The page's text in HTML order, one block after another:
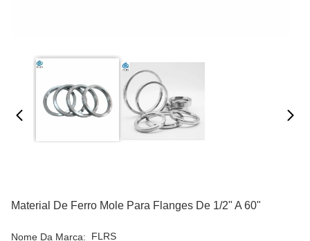
Material De Ferro Mole Para Flanges De 1/2" A 60"
Nome Da Marca: FLRS